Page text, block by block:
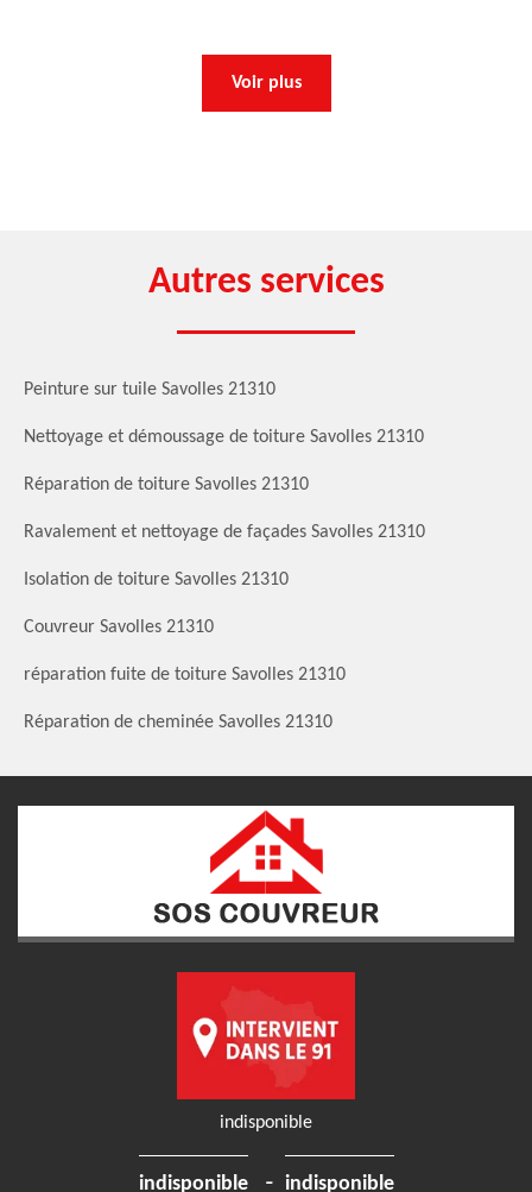
Voir plus
Autres services
Peinture sur tuile Savolles 21310
Nettoyage et démoussage de toiture Savolles 21310
Réparation de toiture Savolles 21310
Ravalement et nettoyage de façades Savolles 21310
Isolation de toiture Savolles 21310
Couvreur Savolles 21310
réparation fuite de toiture Savolles 21310
Réparation de cheminée Savolles 21310
indisponible
indisponible - indisponible